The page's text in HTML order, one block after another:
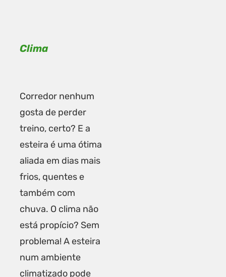
Clima
Corredor nenhum
gosta de perder
treino, certo? E a
esteira é uma ótima
aliada em dias mais
frios, quentes e
também com
chuva. O clima não
está propício? Sem
problema! A esteira
num ambiente
climatizado pode